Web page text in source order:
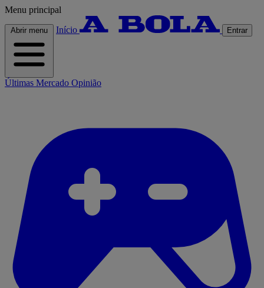
Menu principal
Abrir menu Início Entrar
Últimas Mercado Opinião